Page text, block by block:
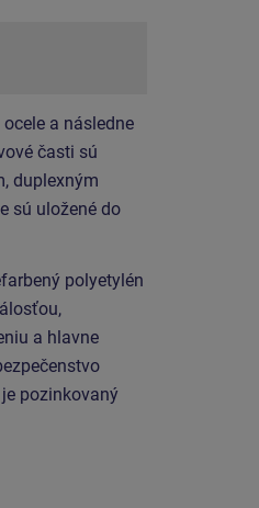
a následne
časti sú
duplexným
sú uložené do
polyetylén
a hlavne
pozinkovaný